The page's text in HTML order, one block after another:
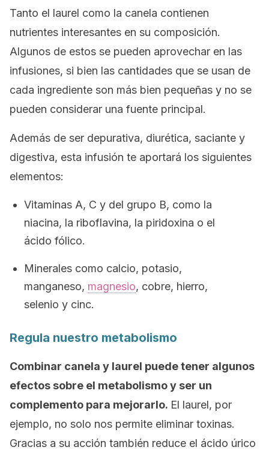
Tanto el laurel como la canela contienen
nutrientes interesantes en su composición.
Algunos de estos se pueden aprovechar en las
infusiones, si bien las cantidades que se usan de
cada ingrediente son más bien pequeñas y no se
pueden considerar una fuente principal.
Además de ser depurativa, diurética, saciante y
digestiva, esta infusión te aportará los siguientes
elementos:
Vitaminas A, C y del grupo B, como la
niacina, la riboflavina, la piridoxina o el
ácido fólico.
Minerales como calcio, potasio,
manganeso, magnesio, cobre, hierro,
selenio y cinc.
Regula nuestro metabolismo
Combinar canela y laurel puede tener algunos
efectos sobre el metabolismo y ser un
complemento para mejorarlo. El laurel, por
ejemplo, no solo nos permite eliminar toxinas.
Gracias a su acción también reduce el ácido úrico